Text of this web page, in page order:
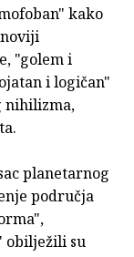
kako
"golem i
i logičan"
nihilizma,
planetarnog
područja
obilježili su